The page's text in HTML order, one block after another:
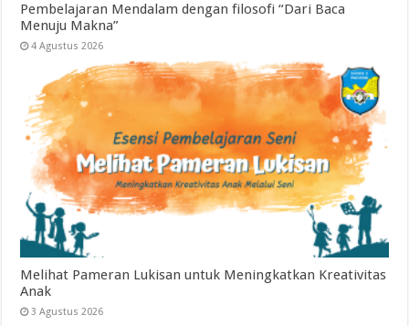
Pembelajaran Mendalam dengan filosofi “Dari Baca
Menuju Makna”
4 Agustus 2026
Melihat Pameran Lukisan untuk Meningkatkan Kreativitas
Anak
3 Agustus 2026